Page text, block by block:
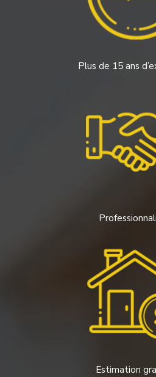
Plus de 15 ans
Estimation